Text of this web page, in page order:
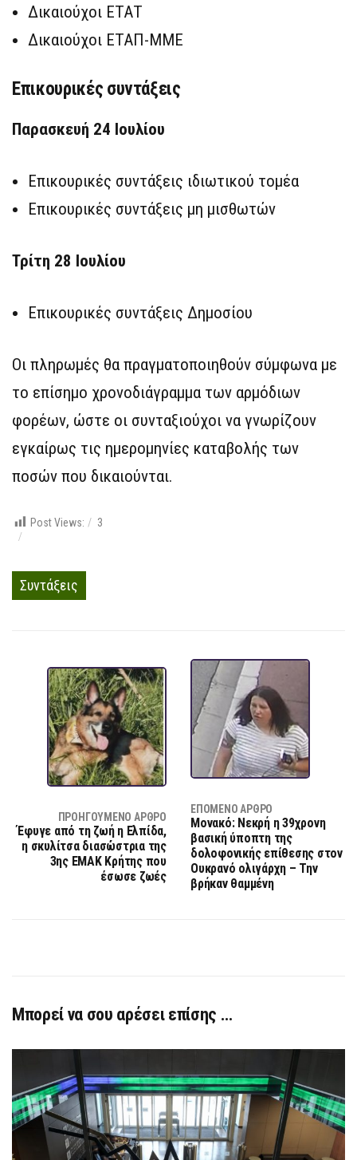
Δικαιούχοι ΕΤΑΤ
Δικαιούχοι ΕΤΑΠ-ΜΜΕ
Επικουρικές συντάξεις
Παρασκευή 24 Ιουλίου
Επικουρικές συντάξεις ιδιωτικού τομέα
Επικουρικές συντάξεις μη μισθωτών
Τρίτη 28 Ιουλίου
Επικουρικές συντάξεις Δημοσίου
Οι πληρωμές θα πραγματοποιηθούν σύμφωνα με
το επίσημο χρονοδιάγραμμα των αρμόδιων
φορέων, ώστε οι συνταξιούχοι να γνωρίζουν
εγκαίρως τις ημερομηνίες καταβολής των
ποσών που δικαιούνται.
Post Views: 3
Συντάξεις
ΠΡΟΗΓΟΎΜΕΝΟ ΆΡΘΡΟ
Έφυγε από τη ζωή η Ελπίδα,
η σκυλίτσα διασώστρια της
3ης ΕΜΑΚ Κρήτης που
έσωσε ζωές
ΕΠΌΜΕΝΟ ΆΡΘΡΟ
Μονακό: Νεκρή η 39χρονη
βασική ύποπτη της
δολοφονικής επίθεσης στον
Ουκρανό ολιγάρχη – Την
βρήκαν θαμμένη
Μπορεί να σου αρέσει επίσης …